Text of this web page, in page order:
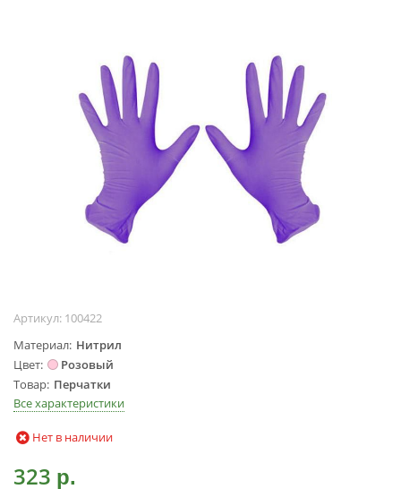
моделирования
Дизайн ногтей
Жидкости для
Цветные гель-
маникюра и
педикюра
Инструменты
Лампа-лупа
Лампы
Пылесосы
УЗ-ванны
Артикул: 100422
Материал Нитрил
Цвет
Розовый
Товар Перчатки
Все характеристики
Нет в наличии
323 р.